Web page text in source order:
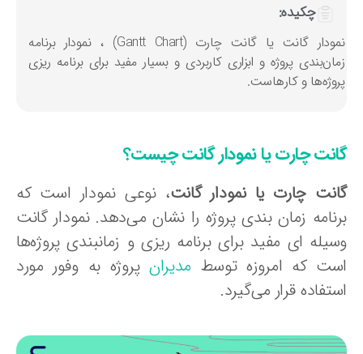
چکیده:
نمودار گانت یا گانت چارت (Gantt Chart) ، نمودار برنامه
پروژه و ابزاری کاربردی و بسیار مفید برای برنامه‌ ریزی
و کارهاست.
چارت یا نمودار گانت چیست؟
چارت یا نمودار گانت، نوعی نمودار است که
زمان‌ بندی پروژه را نشان می‌دهد. نمودار گانت
ای مفید برای برنامه‌ ریزی و زمانبندی پروژه‌ها
که امروزه توسطمدیرانپروژه به وفور مورد
قرار می‌گیرد.